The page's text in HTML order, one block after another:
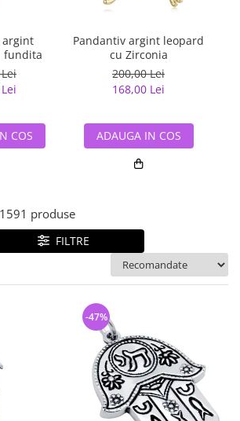
cu aur
argint
fundita
COS
Pandantiv argint leopard
cu Zirconia
200,00 Lei
168,00 Lei
ADAUGA IN COS
1591 produse
FILTRE
-47%